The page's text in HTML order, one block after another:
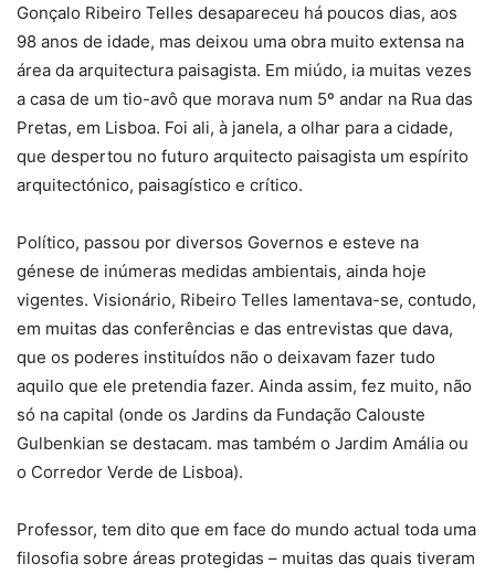
Gonçalo Ribeiro Telles desapareceu há poucos dias, aos
98 anos de idade, mas deixou uma obra muito extensa na
área da arquitectura paisagista. Em miúdo, ia muitas vezes
a casa de um tio-avô que morava num 5º andar na Rua das
Pretas, em Lisboa. Foi ali, à janela, a olhar para a cidade,
que despertou no futuro arquitecto paisagista um espírito
arquitectónico, paisagístico e crítico.
Político, passou por diversos Governos e esteve na
génese de inúmeras medidas ambientais, ainda hoje
vigentes. Visionário, Ribeiro Telles lamentava-se, contudo,
em muitas das conferências e das entrevistas que dava,
que os poderes instituídos não o deixavam fazer tudo
aquilo que ele pretendia fazer. Ainda assim, fez muito, não
só na capital (onde os Jardins da Fundação Calouste
Gulbenkian se destacam. mas também o Jardim Amália ou
o Corredor Verde de Lisboa).
Professor, tem dito que em face do mundo actual toda uma
filosofia sobre áreas protegidas – muitas das quais tiveram